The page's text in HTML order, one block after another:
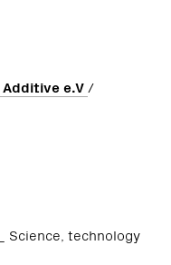
e.V /
_ Science, technology